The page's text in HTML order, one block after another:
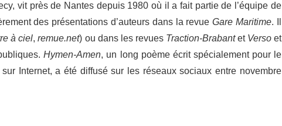
vit près de Nantes depuis 1980 où il a fait partie de l’équipe de
des présen­ta­tions d’auteurs dans la revueGare Mari­time. Il
à ciel,remue​.net) ou dans les revues Traction-​Brabantet Verso et
Hymen-​Amen, un long poème écrit spécia­le­ment pour le
Inter­net, a été diffusé sur les réseaux sociaux entre novembre